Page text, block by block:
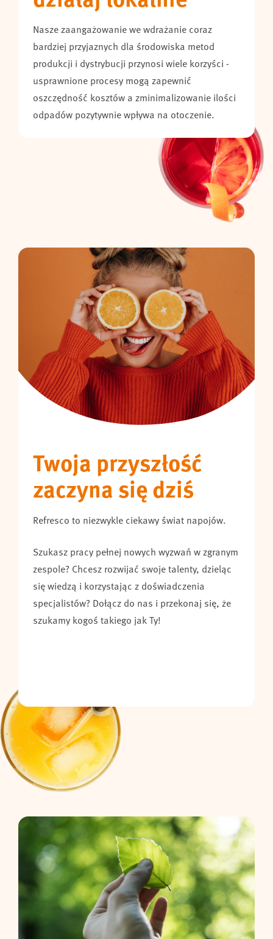
Możesz przeglądać te treści po zaakceptowaniu plików
cookie.Więcej informacji o plikach cookies.
Proszę dostosować swoje preferencje dotyczące plików
Nasze zaangażowanie we wdrażanie coraz
bardziej przyjaznych dla środowiska metod
produkcji i dystrybucji przynosi wiele korzyści -
usprawnione procesy mogą zapewnić
oszczędność kosztów a zminimalizowanie ilości
odpadów pozytywnie wpływa na otoczenie.
Twoja przyszłość
zaczyna się dziś
Refresco to niezwykle ciekawy świat napojów.
Szukasz pracy pełnej nowych wyzwań w zgranym
zespole? Chcesz rozwijać swoje talenty, dzieląc
się wiedzą i korzystając z doświadczenia
specjalistów? Dołącz do nas i przekonaj się, że
szukamy kogoś takiego jak Ty!